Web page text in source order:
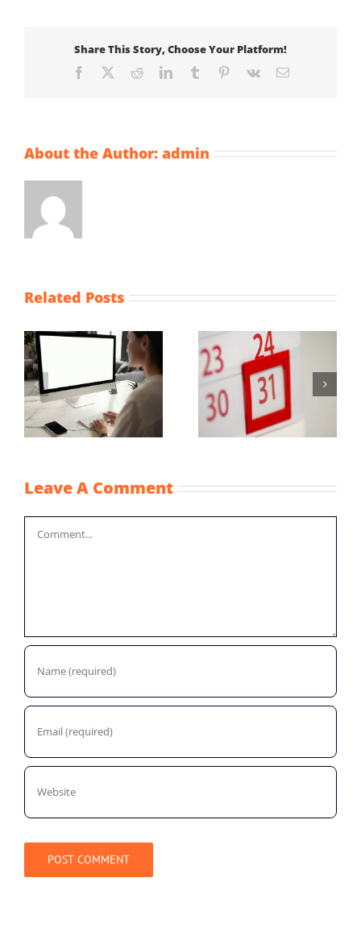
Share This Story, Choose Your Platform!
Facebook RedditLinkedInTumblr Pinterest
Vk Email
About the Author: admin
Related Posts
Vaststellingsaanvraag
NOW-1
Maximum
uurprijzen
2022
Leave A Comment